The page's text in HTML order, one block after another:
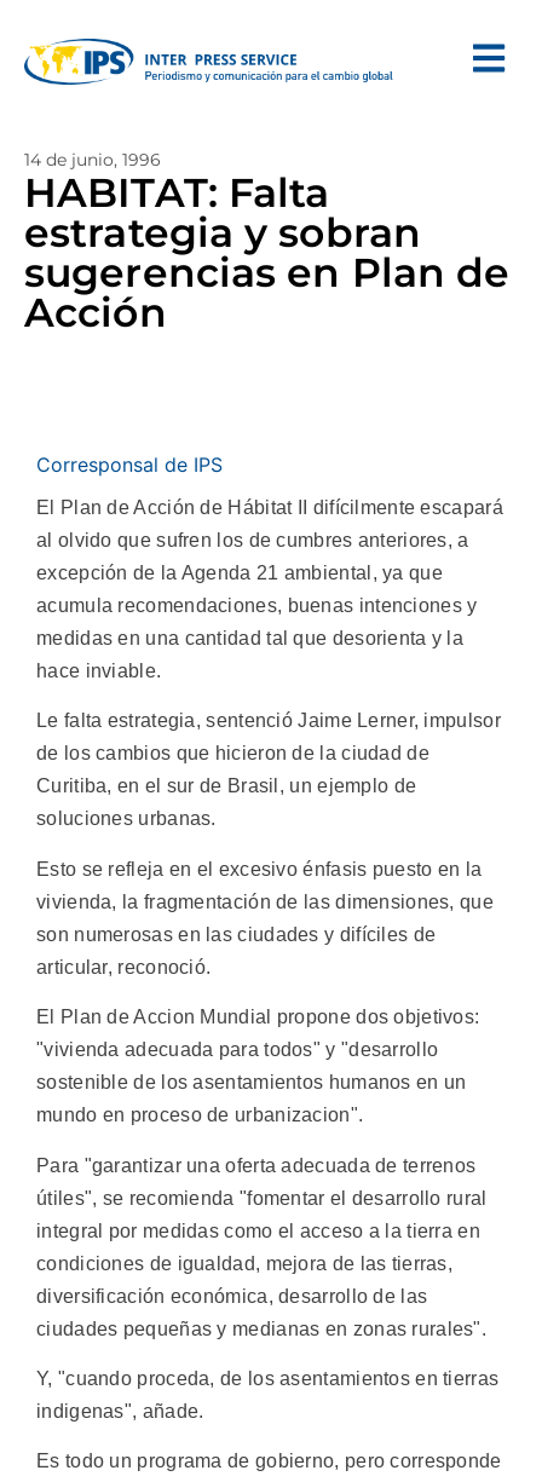
14 de junio, 1996
HABITAT: Falta
estrategia y sobran
sugerencias en Plan de
Acción
Corresponsal de IPS
El Plan de Acción de Hábitat II difícilmente escapará
al olvido que sufren los de cumbres anteriores, a
excepción de la Agenda 21 ambiental, ya que
acumula recomendaciones, buenas intenciones y
medidas en una cantidad tal que desorienta y la
hace inviable.
Le falta estrategia, sentenció Jaime Lerner, impulsor
de los cambios que hicieron de la ciudad de
Curitiba, en el sur de Brasil, un ejemplo de
soluciones urbanas.
Esto se refleja en el excesivo énfasis puesto en la
vivienda, la fragmentación de las dimensiones, que
son numerosas en las ciudades y difíciles de
articular, reconoció.
El Plan de Accion Mundial propone dos objetivos:
"vivienda adecuada para todos" y "desarrollo
sostenible de los asentamientos humanos en un
mundo en proceso de urbanizacion".
Para "garantizar una oferta adecuada de terrenos
útiles", se recomienda "fomentar el desarrollo rural
integral por medidas como el acceso a la tierra en
condiciones de igualdad, mejora de las tierras,
diversificación económica, desarrollo de las
ciudades pequeñas y medianas en zonas rurales".
Y, "cuando proceda, de los asentamientos en tierras
indigenas", añade.
Es todo un programa de gobierno, pero corresponde